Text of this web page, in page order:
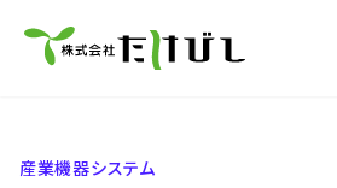
産業機器システム